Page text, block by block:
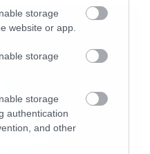
storage
website or app.
storage
storage
authentication
and other
θα σου έχει
όταν είσαι
και φοβάσαι μήπως
επιρρεπής.
αυτό που σου λέω.